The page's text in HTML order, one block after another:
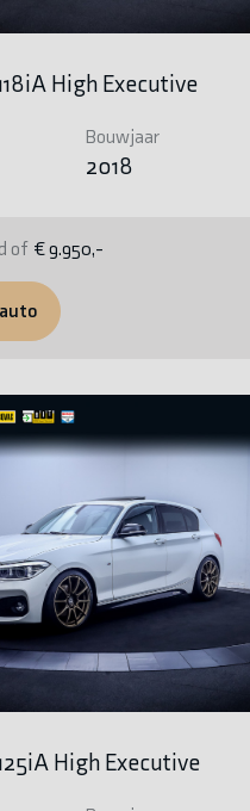
High Executive
Bouwjaar
2018
of € 9.950,-
High Executive